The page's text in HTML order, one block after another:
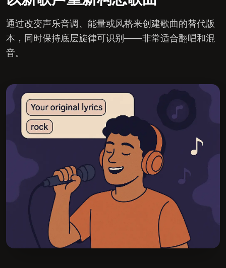
通过改变声乐音调、能量或风格来创建歌曲的替代版
本，同时保持底层旋律可识别——非常适合翻唱和混
音。